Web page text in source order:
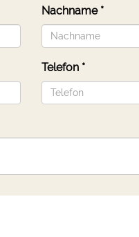
Nachname*
Telefon*